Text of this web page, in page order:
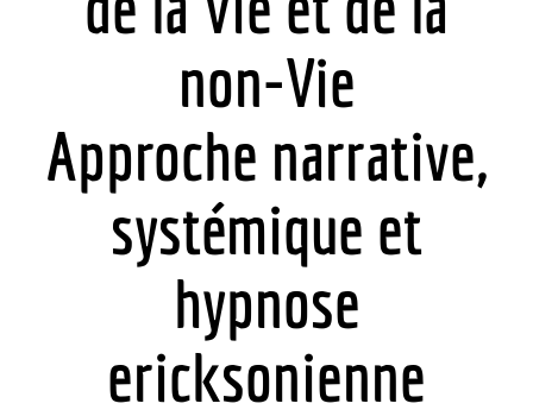
non-Vie
Approche narrative,
systémique et
hypnose
ericksonienne